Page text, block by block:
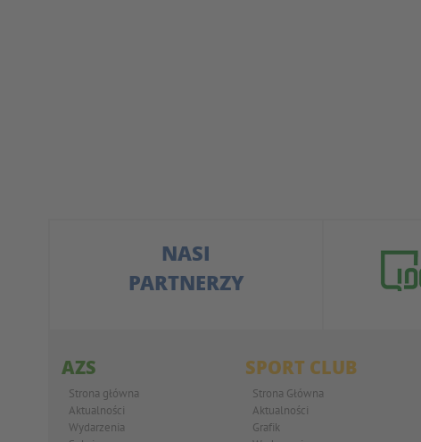
NASI
PARTNERZY
AZS
Strona główna
Aktualności
Wydarzenia
SPORT CLUB
Strona Główna
Aktualności
Grafik